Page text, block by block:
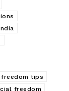
freedom tips
freedom